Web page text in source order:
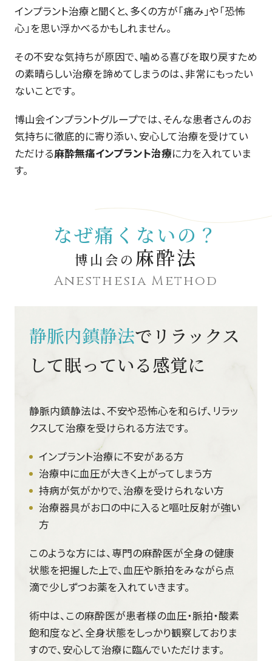
インプラント治療と聞くと、多くの方が「痛み」や「恐怖
心」を思い浮かべるかもしれません。
その不安な気持ちが原因で、噛める喜びを取り戻すため
の素晴らしい治療を諦めてしまうのは、非常にもったい
ないことです。
博山会インプラントグループでは、そんな患者さんのお
気持ちに徹底的に寄り添い、安心して治療を受けてい
ただける麻酔無痛インプラント治療に力を入れていま
す。
なぜ痛くないの？
博山会の 麻酔法
Anesthesia Method
静脈内鎮静法でリラックス
して眠っている感覚に
静脈内鎮静法は、不安や恐怖心を和らげ、リラッ
クスして治療を受けられる方法です。
インプラント治療に不安がある方
治療中に血圧が大きく上がってしまう方
持病が気がかりで、治療を受けられない方
治療器具がお口の中に入ると嘔吐反射が強い
方
このような方には、専門の麻酔医が全身の健康
状態を把握した上で、血圧や脈拍をみながら点
滴で少しずつお薬を入れていきます。
術中は、この麻酔医が患者様の血圧・脈拍・酸素
飽和度など、全身状態をしっかり観察しておりま
すので、安心して治療に臨んでいただけます。